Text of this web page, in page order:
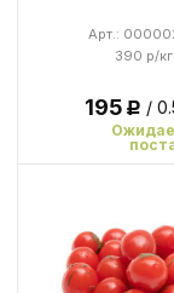
390 р/кг
Арт.:
195Р /